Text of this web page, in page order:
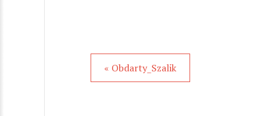
« Obdarty_Szalik